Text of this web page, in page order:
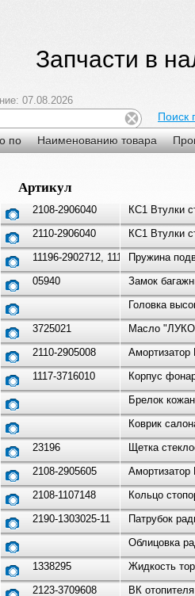
Запчасти в
07.08.2026
по Наименованию товара
Поиск
Артикул
2108-2906040
КС1 Втулки
2110-2906040
КС1 Втулки
11196-2902712, 11196-2902
Пружина
05940
Замок
Головка
3725021
Масло
2110-2905008
Амортизатор
1117-3716010
Корпус
Брелок
Коврик
23196
Щетка
2108-2905605
Амортизатор
2108-1107148
Кольцо
2190-1303025-11
Патрубок
Облицовка
1338295
Жидкость
2123-3709608
ВК